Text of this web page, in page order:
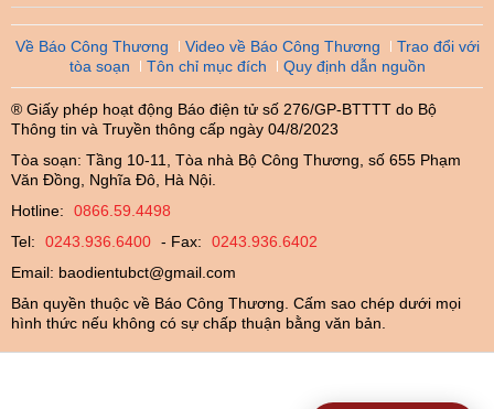
Về Báo Công Thương Video về Báo Công Thương
Trao đổi với
tòa soạn
Tôn chỉ mục đích Quy định dẫn nguồn
® Giấy phép hoạt động Báo điện tử số 276/GP-BTTTT do Bộ
Thông tin và Truyền thông cấp ngày 04/8/2023
Tòa soạn: Tầng 10-11, Tòa nhà Bộ Công Thương, số 655 Phạm
Văn Đồng, Nghĩa Đô, Hà Nội.
Hotline:
0866.59.4498
Tel:
0243.936.6400 - Fax:
0243.936.6402
Email: baodientubct@gmail.com
Bản quyền thuộc về Báo Công Thương. Cấm sao chép dưới mọi
hình thức nếu không có sự chấp thuận bằng văn bản.